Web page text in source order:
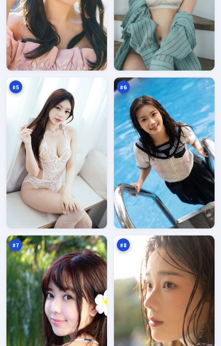
#5
白
沙
信
号
94
万
#6
深
海
行
动
93
万
#7
影万
#8
沉
舟
信
号
93
万